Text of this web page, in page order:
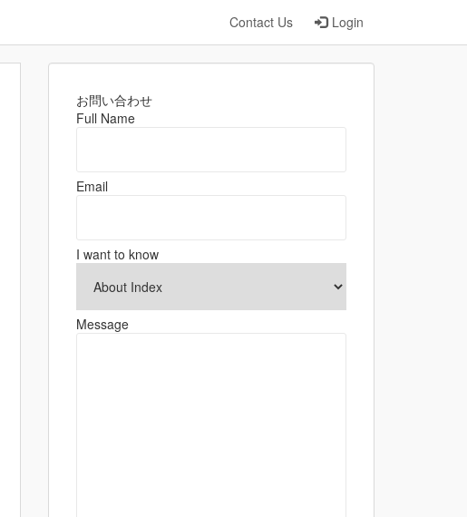
Contact Us Login
お問い合わせ
Full Name
Email
I want to know
Message